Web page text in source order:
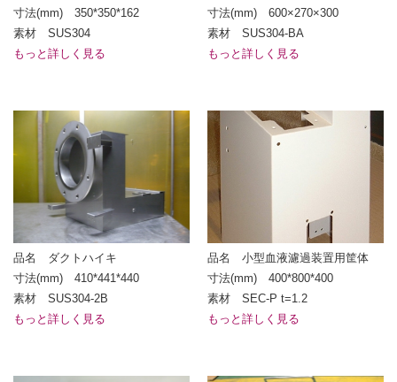
寸法(mm) 350*350*162
素材 SUS304
もっと詳しく見る
寸法(mm) 600×270×300
素材 SUS304-BA
もっと詳しく見る
品名 ダクトハイキ
寸法(mm) 410*441*440
素材 SUS304-2B
もっと詳しく見る
品名 小型血液濾過装置用筐体
寸法(mm) 400*800*400
素材 SEC-P t=1.2
もっと詳しく見る